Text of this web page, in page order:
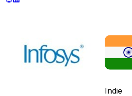
Indie